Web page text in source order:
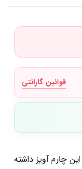
قوانین گارانتی
چارم آویز داشته